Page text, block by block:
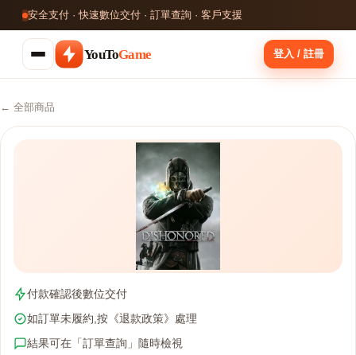
安全支付 · 快速數位交付 · 訂單查詢 · 客戶支援
YouToGame 登入 / 註冊
← 全部商品
付款確認後數位交付
如訂單未履約,按《退款政策》處理
結果可在「訂單查詢」隨時檢視